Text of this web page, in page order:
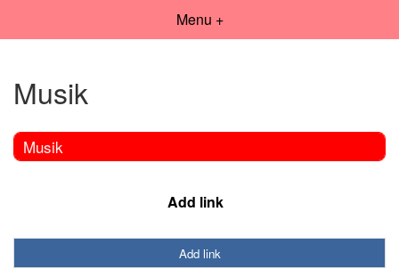
Menu +
Musik
Musik
Add link
Add link